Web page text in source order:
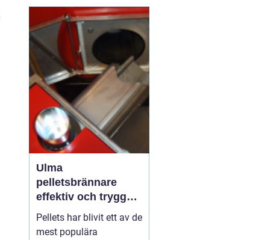
områden som
Kungsängen, Bro och de
mer lantliga delarna med
olika målgrupper,
prisnivåer och
framtidsplaner. För den
som...
Ulma
pelletsbrännare
effektiv och trygg
värme med pellets
Pellets har blivit ett av de
mest populära